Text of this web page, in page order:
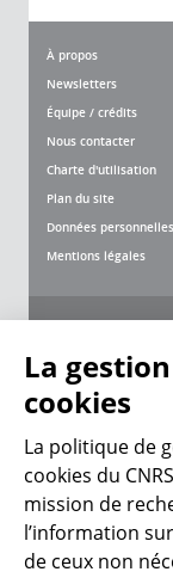
À propos
Newsletters
Équipe / crédits
Nous contacter
Charte d'utilisation
Plan du site
Données personnelles
Mentions légales
La
cookies
La politique de
cookies du
mission de
l’information
de ceux non